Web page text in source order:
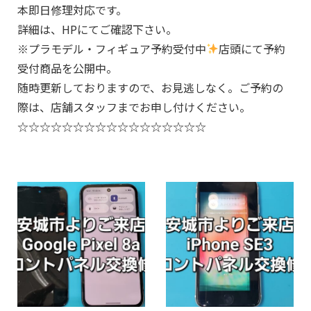
本即日修理対応です。
詳細は、HPにてご確認下さい。
※プラモデル・フィギュア予約受付中
店頭にて予約
受付商品を公開中。
随時更新しておりますので、お見逃しなく。ご予約の
際は、店舗スタッフまでお申し付けください。
☆☆☆☆☆☆☆☆☆☆☆☆☆☆☆☆☆